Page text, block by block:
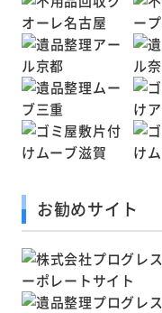
お勧めサイト